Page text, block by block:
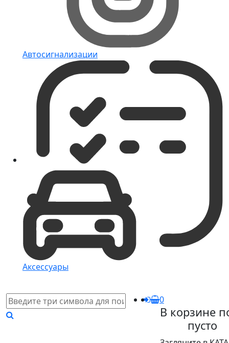
Автосигнализации
Аксессуары
0
В корзине
пусто